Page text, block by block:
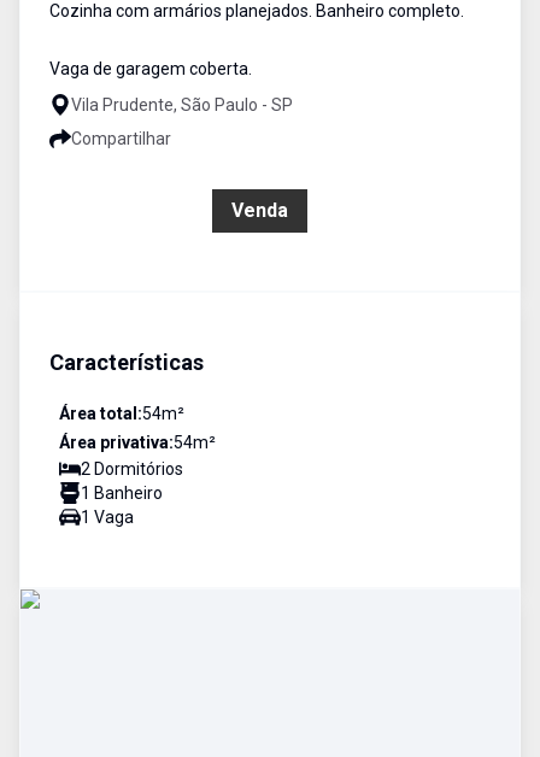
Cozinha com armários planejados. Banheiro completo.
Vaga de garagem coberta.
Vila Prudente, São Paulo - SP
Compartilhar
Venda
Características
Área total:54m²
Área privativa:54m²
2 Dormitórios
1 Banheiro
1 Vaga